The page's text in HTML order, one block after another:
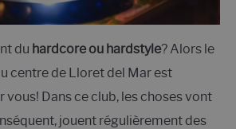
du hardcore ou hardstyle? Alors le
centre de Lloret del Mar est
vous! Dans ce club, les choses vont
jouent régulièrement des